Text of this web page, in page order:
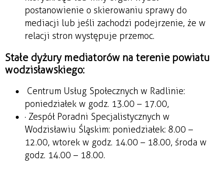
postanowienie o skierowaniu sprawy do
mediacji lub jeśli zachodzi podejrzenie, że w
relacji stron występuje przemoc.
Stałe dyżury mediatorów na terenie powiatu
wodzisławskiego:
Centrum Usług Społecznych w Radlinie:
poniedziałek w godz. 13.00 – 17.00,
· Zespół Poradni Specjalistycznych w
Wodzisławiu Śląskim: poniedziałek: 8.00 –
12.00, wtorek w godz. 14.00 – 18.00, środa w
godz. 14.00 – 18.00.